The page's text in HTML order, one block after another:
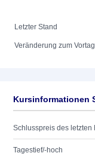
Letzter Stand
Veränderung zum Vortag
Kursinformationen
Schlusspreis des letzten
Tagestief/-hoch